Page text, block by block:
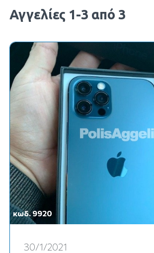
Αγγελίες 1-3 από 3
κωδ. 9920
30/1/2021